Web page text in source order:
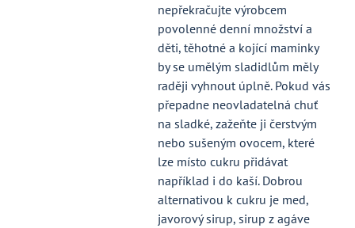
nepřekračujte výrobcem
povolenné denní množství a
děti, těhotné a kojící maminky
by se umělým sladidlům měly
raději vyhnout úplně. Pokud vás
přepadne neovladatelná chuť
na sladké, zažeňte ji čerstvým
nebo sušeným ovocem, které
lze místo cukru přidávat
například i do kaší. Dobrou
alternativou k cukru je med,
javorový sirup, sirup z agáve